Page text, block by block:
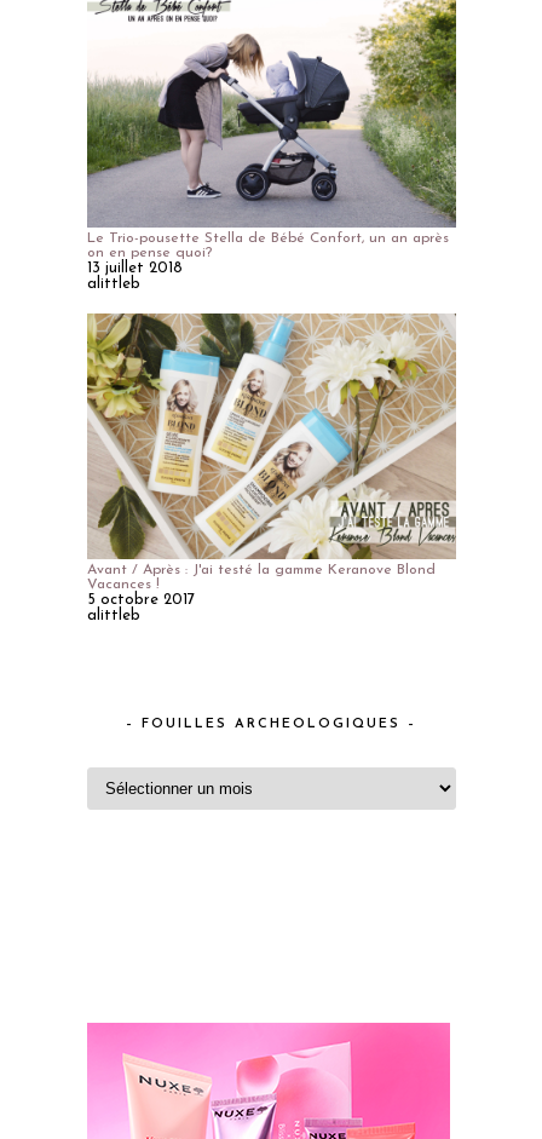
Le Trio-pousette Stella de Bébé Confort, un an après
on en pense quoi?
13 juillet 2018
alittleb
Avant / Après : J'ai testé la gamme Keranove Blond
Vacances !
5 octobre 2017
alittleb
– FOUILLES ARCHEOLOGIQUES –